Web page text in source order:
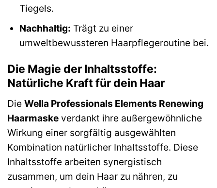
Tiegels.
Nachhaltig: Trägt zu einer
umweltbewussteren Haarpflegeroutine bei.
Die Magie der Inhaltsstoffe:
Natürliche Kraft für dein Haar
Die Wella Professionals Elements Renewing
Haarmaske verdankt ihre außergewöhnliche
Wirkung einer sorgfältig ausgewählten
Kombination natürlicher Inhaltsstoffe. Diese
Inhaltsstoffe arbeiten synergistisch
zusammen, um dein Haar zu nähren, zu